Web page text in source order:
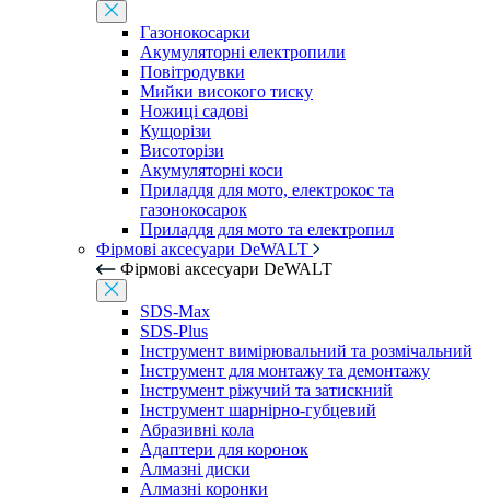
Газонокосарки
Акумуляторні електропили
Повітродувки
Мийки високого тиску
Ножиці садові
Кущорізи
Висоторізи
Акумуляторні коси
Приладдя для мото, електрокос та
газонокосарок
Приладдя для мото та електропил
Фірмові аксесуари DeWALT
Фірмові аксесуари DeWALT
SDS-Max
SDS-Plus
Інструмент вимірювальний та розмічальний
Інструмент для монтажу та демонтажу
Інструмент ріжучий та затискний
Інструмент шарнірно-губцевий
Абразивні кола
Адаптери для коронок
Алмазні диски
Алмазні коронки